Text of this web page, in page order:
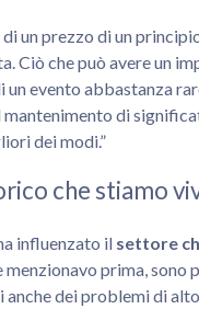
di un prezzo di un
Ciò che può avere un
un evento
mantenimento di
dei modi.”
che stiamo
influenzato il settore
prima,
dei problemi di